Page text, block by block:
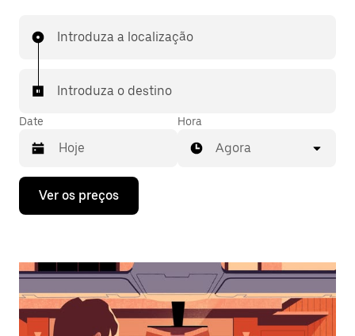
Introduza a localização
Introduza o destino
Date
Prima
tecla
interagir
o
calendário
Hora
Agora
Ver os preços